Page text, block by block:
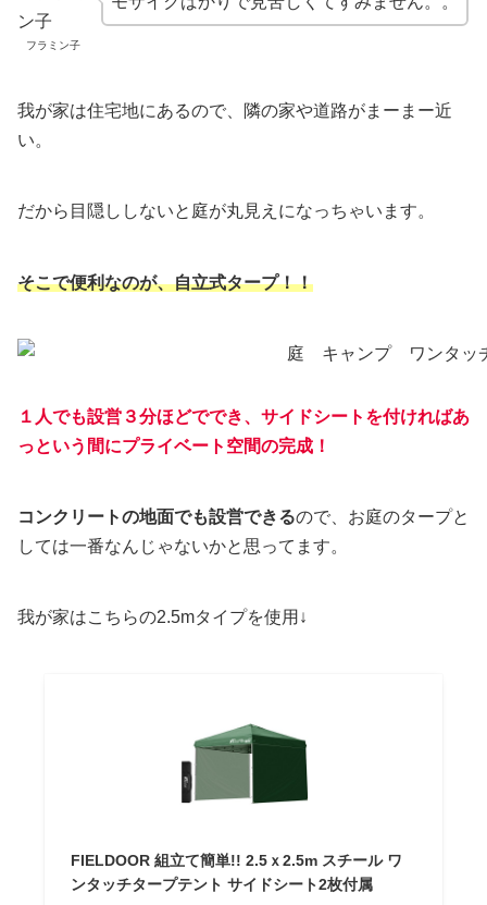
フラミン子
我が家は住宅地にあるので、隣の家や道路がまーまー近
い。
だから目隠ししないと庭が丸見えになっちゃいます。
そこで便利なのが、自立式タープ！！
１人でも設営３分ほどででき、サイドシートを付ければあ
っという間にプライベート空間の完成！
コンクリートの地面でも設営できるので、お庭のタープと
しては一番なんじゃないかと思ってます。
我が家はこちらの2.5mタイプを使用↓
FIELDOOR 組立て簡単!! 2.5ｘ2.5m スチール ワ
ンタッチタープテント サイドシート2枚付属